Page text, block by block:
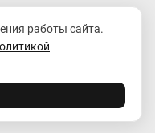
работы сайта.